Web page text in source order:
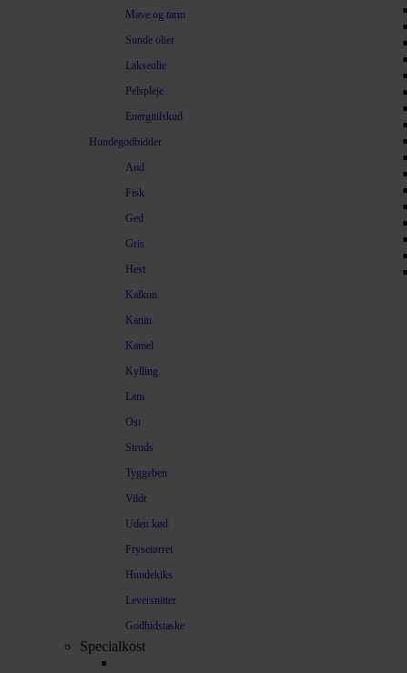
Mave og tarm
Sunde olier
Lakseolie
Pelspleje
Energitilskud
Hundegodbidder
And
Fisk
Ged
Gris
Hest
Kalkun
Kanin
Kamel
Kylling
Lam
Ost
Struds
Tyggeben
Vildt
Uden kød
Frysetørret
Hundekiks
Leversnitter
Godbidstaske
Specialkost